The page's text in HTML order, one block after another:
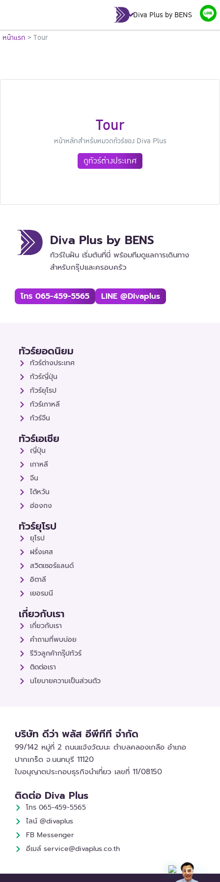
Diva Plus by BENS
หน้าแรก >Tour
Tour
หน้าหลักสำหรับหมวดทัวร์ของ Diva Plus
ดูทัวร์ต่างประเทศ
Diva Plus by BENS
ทัวร์ในฝัน เริ่มต้นที่นี่ พร้อมทีมดูแลการเดินทาง
สำหรับกรุ๊ปและครอบครัว
โทร 065-459-5565 LINE @divaplus
ทัวร์ยอดนิยม
ทัวร์ต่างประเทศ
ทัวร์ญี่ปุ่น
ทัวร์ยุโรป
ทัวร์เกาหลี
ทัวร์จีน
ทัวร์เอเชีย
ญี่ปุ่น
เกาหลี
จีน
ไต้หวัน
ฮ่องกง
ทัวร์ยุโรป
ยุโรป
ฝรั่งเศส
สวิตเซอร์แลนด์
อิตาลี
เยอรมนี
เกี่ยวกับเรา
เกี่ยวกับเรา
คำถามที่พบบ่อย
รีวิวลูกค้ากรุ๊ปทัวร์
ติดต่อเรา
นโยบายความเป็นส่วนตัว
บริษัท ดีว่า พลัส อีพีทีที จำกัด
99/142 หมู่ที่ 2 ถนนแจ้งวัฒนะ ตำบลคลองเกลือ อำเภอ
ปากเกร็ด จ.นนทบุรี 11120
ใบอนุญาตประกอบธุรกิจนำเที่ยว เลขที่ 11/08150
ติดต่อ Diva Plus
โทร 065-459-5565
ไลน์ @divaplus
FB Messenger
อีเมล์ service@divaplus.co.th